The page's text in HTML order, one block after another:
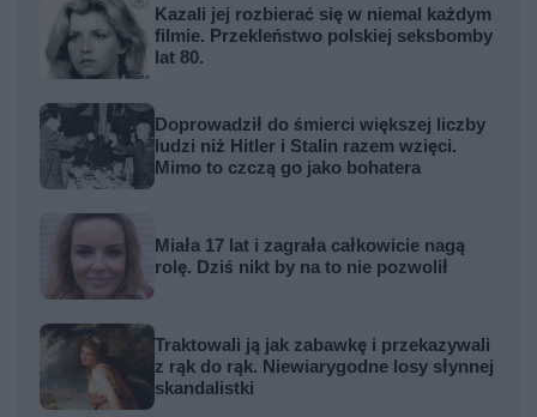
Kazali jej rozbierać się w niemal każdym
filmie. Przekleństwo polskiej seksbomby
lat 80.
Doprowadził do śmierci większej liczby
ludzi niż Hitler i Stalin razem wzięci.
Mimo to czczą go jako bohatera
Miała 17 lat i zagrała całkowicie nagą
rolę. Dziś nikt by na to nie pozwolił
Traktowali ją jak zabawkę i przekazywali
z rąk do rąk. Niewiarygodne losy słynnej
skandalistki